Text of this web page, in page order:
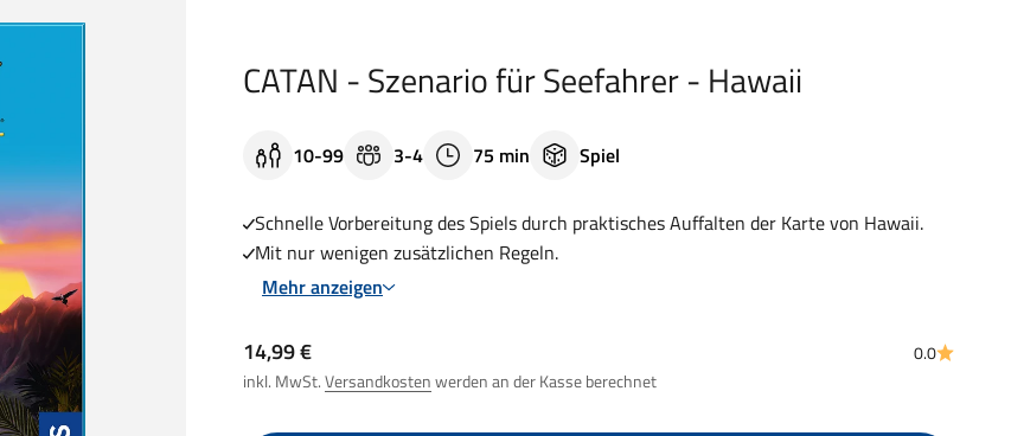
CATAN - Szenario für Seefahrer - Hawaii
10-99 3-4 75 min Spiel
Schnelle Vorbereitung des Spiels durch praktisches Auffalten der Karte von Hawaii.
Mit nur wenigen zusätzlichen Regeln.
Mehr anzeigen
Angebot
14,99 €
inkl. MwSt.Versandkostenwerden an der Kasse berechnet
0.0